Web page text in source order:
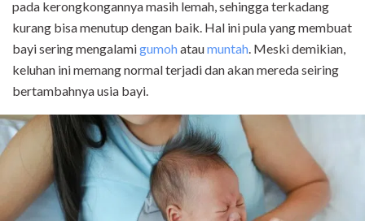
pada kerongkongannya masih lemah, sehingga terkadang
kurang bisa menutup dengan baik. Hal ini pula yang membuat
bayi sering mengalamigumohataumuntah. Meski demikian,
keluhan ini memang normal terjadi dan akan mereda seiring
bertambahnya usia bayi.